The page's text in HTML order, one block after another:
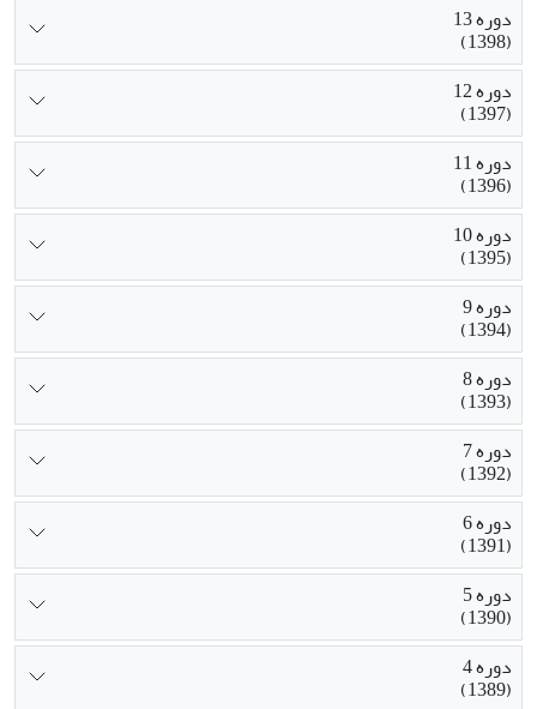
دوره 13
(1398)
دوره 12
(1397)
دوره 11
(1396)
دوره 10
(1395)
دوره 9
(1394)
دوره 8
(1393)
دوره 7
(1392)
دوره 6
(1391)
دوره 5
(1390)
دوره 4
(1389)